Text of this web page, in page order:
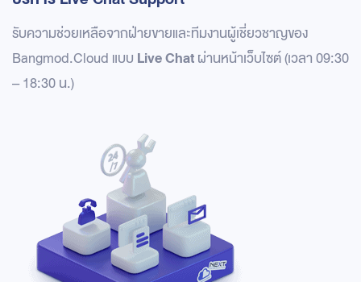
รับความช่วยเหลือจากฝ่ายขายและทีมงานผู้เชี่ยวชาญของ
Bangmod.Cloud แบบ Live Chatผ่านหน้าเว็บไซต์ (เวลา 09:30
– 18:30 น.)